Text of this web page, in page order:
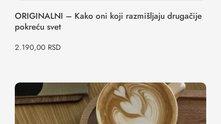
ORIGINALNI – Kako oni koji razmišljaju drugačije
pokreću svet
2.190,00 RSD